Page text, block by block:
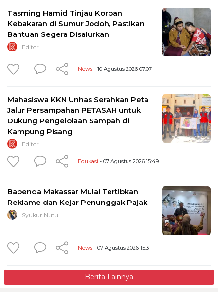
Tasming Hamid Tinjau Korban
Kebakaran di Sumur Jodoh, Pastikan
Bantuan Segera Disalurkan
Editor
News - 10 Agustus 2026 07:07
Mahasiswa KKN Unhas Serahkan Peta
Jalur Persampahan PETASAH untuk
Dukung Pengelolaan Sampah di
Kampung Pisang
Editor
Edukasi - 07 Agustus 2026 15:49
Bapenda Makassar Mulai Tertibkan
Reklame dan Kejar Penunggak Pajak
Syukur Nutu
News - 07 Agustus 2026 15:31
Berita Lainnya